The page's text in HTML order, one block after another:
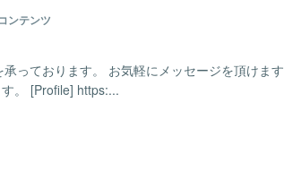
コンテンツ
っております。 お気軽にメッセージを頂けます
。 [Profile] https:...